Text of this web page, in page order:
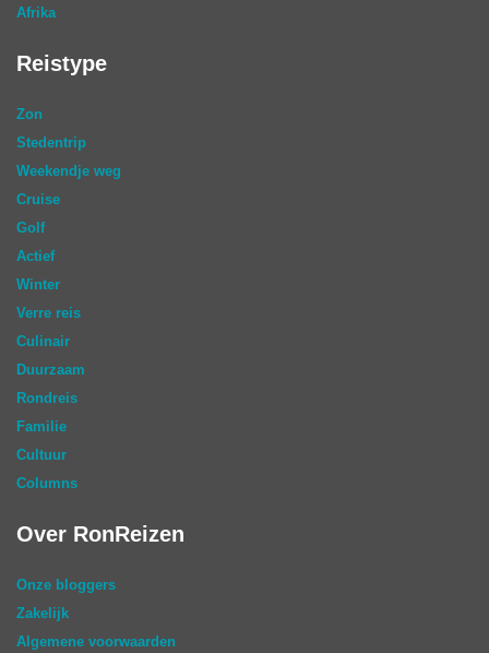
Afrika
Reistype
Zon
Stedentrip
Weekendje weg
Cruise
Golf
Actief
Winter
Verre reis
Culinair
Duurzaam
Rondreis
Familie
Cultuur
Columns
Over RonReizen
Onze bloggers
Zakelijk
Algemene voorwaarden